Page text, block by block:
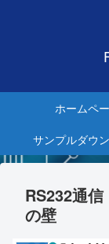
ホームペ
サンプルダウ
RS232通
の壁